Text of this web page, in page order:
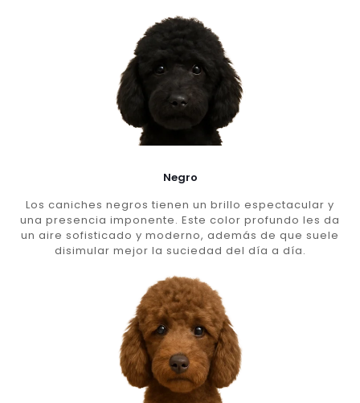
Negro
Los caniches negros tienen un brillo espectacular y
una presencia imponente. Este color profundo les da
un aire sofisticado y moderno, además de que suele
disimular mejor la suciedad del día a día.